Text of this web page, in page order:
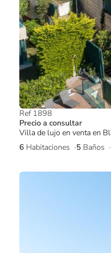
Ref 1898
Precio a consultar
Villa de lujo en venta en
6 Habitaciones 5 Baños